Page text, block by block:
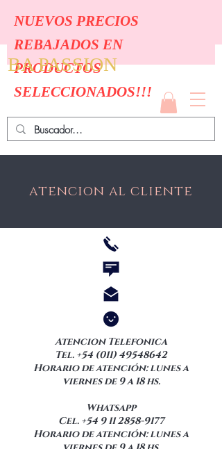
NUEVOS PRECIOS
REBAJADOS EN
PRODUCTOS
SELECCIONADOS!!!
BA PASSION
atencion al cliente
Atencion Telefonica
Tel. +54 (011) 49548642
Horario de atención: lunes a
viernes de 9 a 18 hs.
Whatsapp
Cel. +54 9 112858-9177
Horario de atención: lunes a